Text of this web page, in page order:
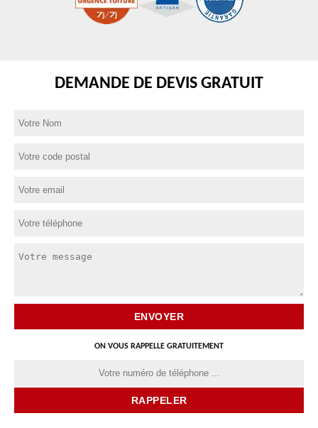
DEMANDE DE DEVIS GRATUIT
ON VOUS RAPPELLE GRATUITEMENT